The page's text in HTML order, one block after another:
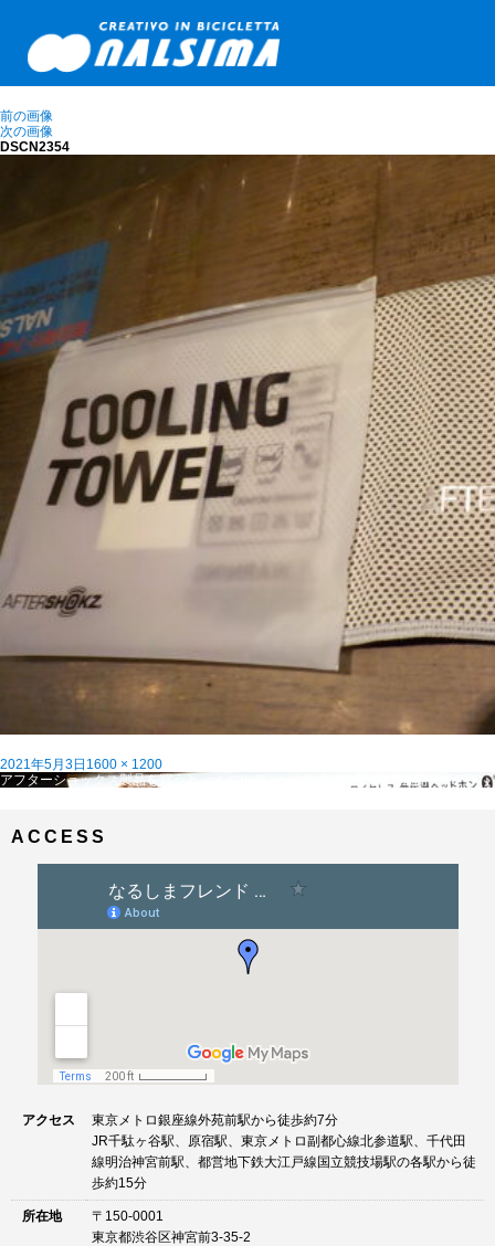
前の画像
次の画像
DSCN2354
投
稿
2021年5月3日 フ
ル
1600 × 1200
投
ゲ
アフターショックス製品を買うと、ノベルティがもらえるよ。 内で公開
ACCESS
アクセス
東京メトロ銀座線外苑前駅から徒歩約7分
JR千駄ヶ谷駅、原宿駅、東京メトロ副都心線北参道駅、千代田
線明治神宮前駅、都営地下鉄大江戸線国立競技場駅の各駅から徒
歩約15分
所在地
〒150-0001
東京都渋谷区神宮前3-35-2